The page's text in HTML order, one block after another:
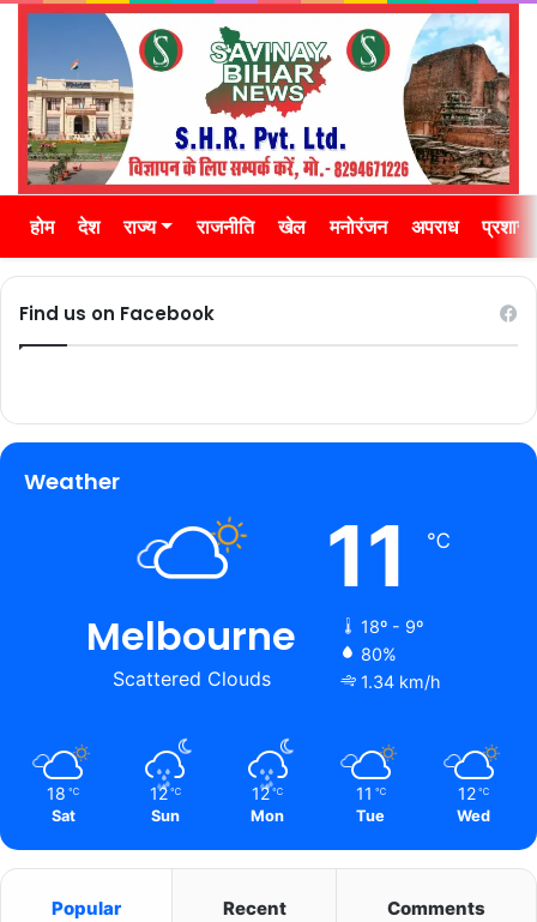
होम देश राज्य राजनीति खेल मनोरंजन अपराध
Find us on Facebook
Weather
Melbourne
Scattered Clouds
11 ℃
18º - 9º
80%
1.34 km/h
18 ℃
Sat
12 ℃
Sun
12 ℃
Mon
11 ℃
Tue
12 ℃
Wed
Popular Recent Comments